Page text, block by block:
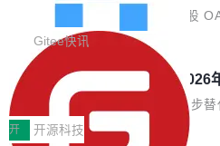
业固有认知重构等议题展开跨界对话
真实痛点与突破方向...
「应用」，它是一个运行在浏览器引
页，外面套了一层 Windows 的壳。
本身就是个内存大户。它加载了完
染引擎，包括 JavaScript 引擎...
答卷安全性；同时升级考试能力，完
分、防切屏等功能体验，并优化多项
提升整体使用体验。 新增功能 01.
机号后查看、修改已答问卷功能 02.
判分功能 03. 添加协作管理员支持树
体验优化与修复 •页面与体验优化 优
勾股 OA v6.0.2 已经发布。 勾股
是一款简单实用的开源的企业办公系
成了系统设置、附件管理、人事管理
理、消息管理、资产管理、企业公告
盘、审批流程设置、办公审批、工作
汇报、工作日志、日常办公、财务管
Gitee快讯
942亿赛道如何选对伙伴？2026
EO公司推荐
当DeepSeek、豆包等大模型逐步替
成为用户获取信息的主要入口,品牌
开 开源科技